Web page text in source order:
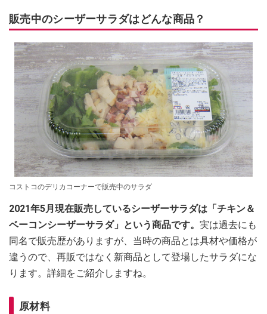
販売中のシーザーサラダはどんな商品？
コストコのデリカコーナーで販売中のサラダ
2021年5月現在販売しているシーザーサラダは「チキン＆
ベーコンシーザーサラダ」という商品です。 実は過去にも
同名で販売歴がありますが、当時の商品とは具材や価格が
違うので、再販ではなく新商品として登場したサラダにな
ります。詳細をご紹介しますね。
原材料